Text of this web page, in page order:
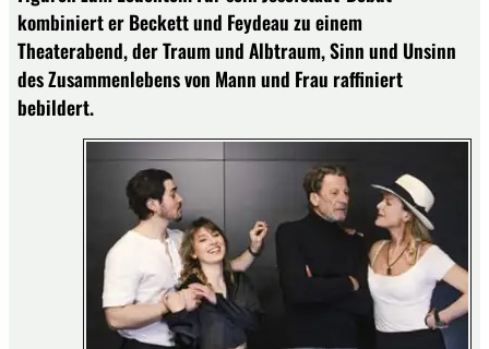
kombiniert er Beckett und Feydeau zu einem
Theaterabend, der Traum und Albtraum, Sinn und Unsinn
des Zusammenlebens von Mann und Frau raffiniert
bebildert.